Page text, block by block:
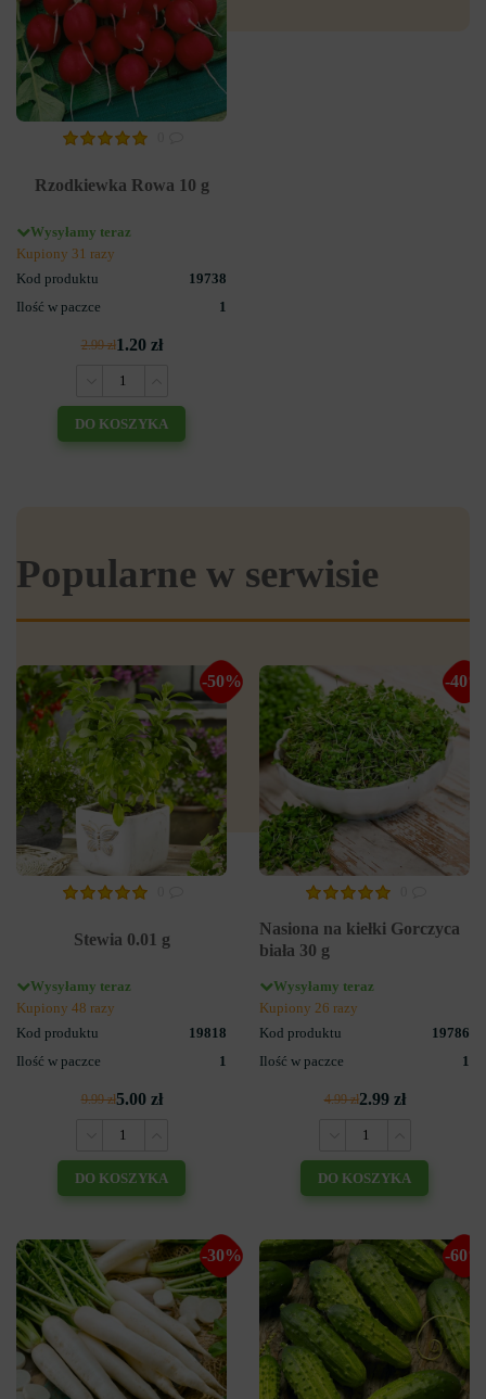
Rzodkiewka Rowa 10 g
Wysyłamy teraz
Kupiony 31 razy
Kod produktu
19738
Ilość w paczce
1
2.99 zł1.20 zł
DO KOSZYKA
Popularne w serwisie
-50%
Stewia 0.01 g
Wysyłamy teraz
Kupiony 48 razy
Kod produktu
19818
Ilość w paczce
1
9.99 zł5.00 zł
DO KOSZYKA
-40%
Nasiona na kiełki Gorczyca
biała 30 g
Wysyłamy teraz
Kupiony 26 razy
Kod produktu
19786
Ilość w paczce
1
4.99 zł2.99 zł
DO KOSZYKA
-30% -60%